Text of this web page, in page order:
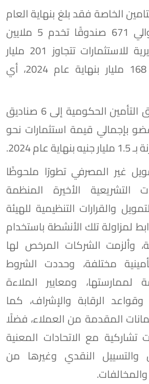
الخاصة فقد بلغ بنهاية العام
الماضي 2025 حوالي 671 صندوقًا تخدم 5 ملايين
عضو، بقيمة تقديرية للاستثمارات تتجاوز 201 مليار
جنيه بالمقارنة بـ 168 مليار بنهاية عام 2024، أي
ووصل عدد صناديق التأمين الحكومية إلى 6 صناديق
عضو بإجمالي قيمة استثمارات نحو
غير المصرفي تطورًا ملحوظًا
التشريعية الأخيرة المنظمة
والقرارات التنظيمية للهيئة
لمزاولة تلك الأنشطة باستخدام
وألزمت الشركات المرخص لها
مختلفة، وحددت الشروط
لممارستها، ومعايير الملاءة
وقواعد الرقابة والإشراف، كما
المقدمة من العملاء، فضلًا
تشاركية مع الاتحادات المعنية
والتسييل النقدي وغيرها من